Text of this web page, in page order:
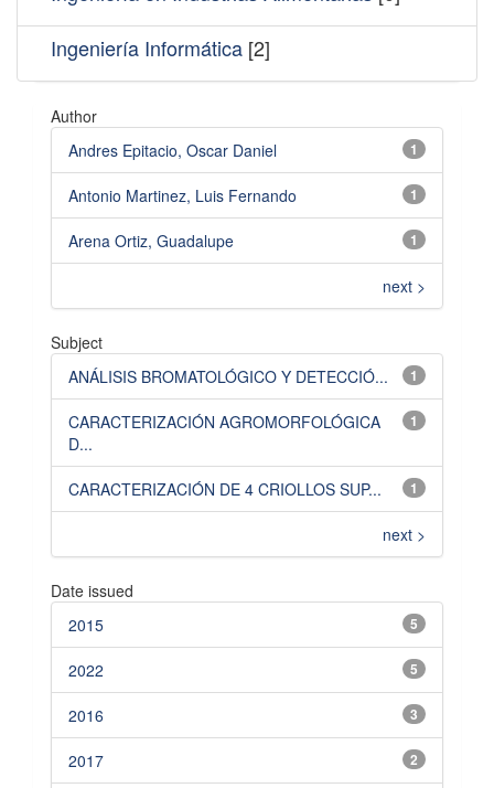
Ingeniería Informática [2]
Author
1
Andres Epitacio, Oscar Daniel
1
Antonio Martinez, Luis Fernando
1
Arena Ortiz, Guadalupe
next >
Subject
1
ANÁLISIS BROMATOLÓGICO Y DETECCIÓ...
1
CARACTERIZACIÓN AGROMORFOLÓGICA
D...
1
CARACTERIZACIÓN DE 4 CRIOLLOS SUP...
next >
Date issued
5
2015
5
2022
3
2016
2
2017